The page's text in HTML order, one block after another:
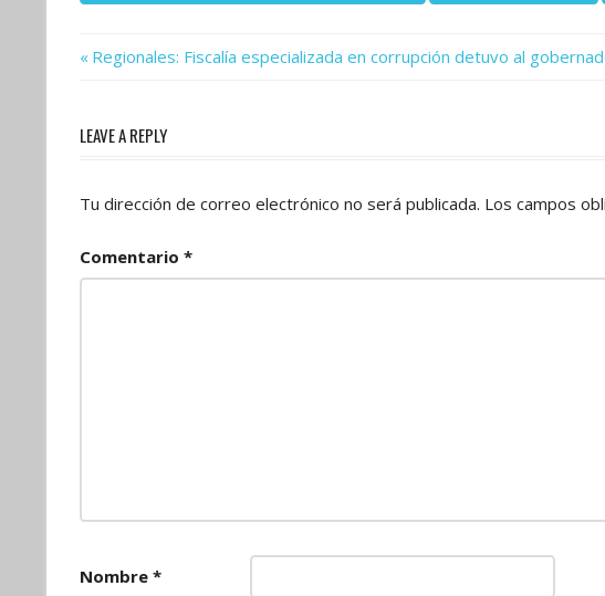
Navegación
entradas
Previous
Regionales: Fiscalía especializada en corrupción detuvo al
LEAVE A REPLY
Tu dirección de correo electrónico no será publicada. Los campos
Comentario *
Nombre *